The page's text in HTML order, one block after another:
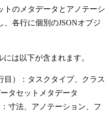
トのメタデータとアノテーシ
、各行に個別のJSONオブジ
は以下が含まれます。
目）：タスクタイプ、クラス
タセットメタデータ
：寸法、アノテーション、フ